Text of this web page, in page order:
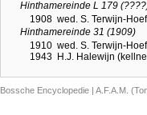
Hinthamereinde L 179
1908 wed. S. Terwijn-
Hinthamereinde 31 (1909)
1910 wed. S. Terwijn-
1943 H.J. Halewijn
Bossche Encyclopedie | A.F.A.M.